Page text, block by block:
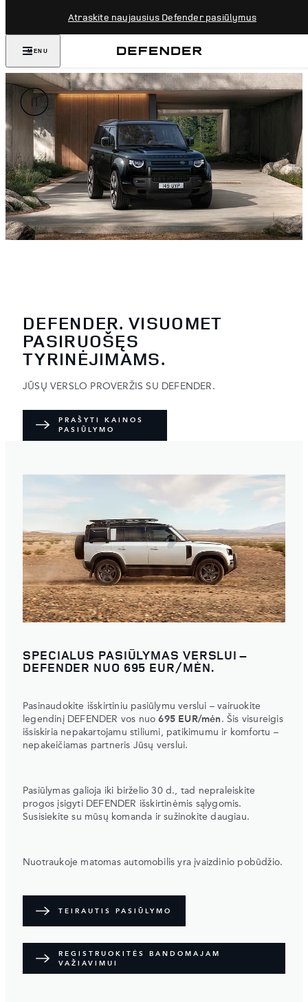
Atraskite naujausius Defender pasiūlymus
MENU
DEFENDER. VISUOMET
PASIRUOŠĘS
TYRINĖJIMAMS.
JŪSŲ VERSLO PROVERŽIS SU DEFENDER.
PRAŠYTI KAINOS
PASIŪLYMO
SPECIALUS PASIŪLYMAS VERSLUI –
DEFENDER NUO 695 EUR/MĖN.
Pasinaudokite išskirtiniu pasiūlymu verslui – vairuokite
legendinį DEFENDER vos nuo695 EUR/mėn . Šis visureigis
išsiskiria nepakartojamu stiliumi, patikimumu ir komfortu –
nepakeičiamas partneris Jūsų verslui.
Pasiūlymas galioja iki birželio 30 d., tad nepraleiskite
progos įsigyti DEFENDER išskirtinėmis sąlygomis.
Susisiekite su mūsų komanda ir sužinokite daugiau.
Nuotraukoje matomas automobilis yra įvaizdinio pobūdžio.
TEIRAUTIS PASIŪLYMO
REGISTRUOKITĖS BANDOMAJAM
VAŽIAVIMUI